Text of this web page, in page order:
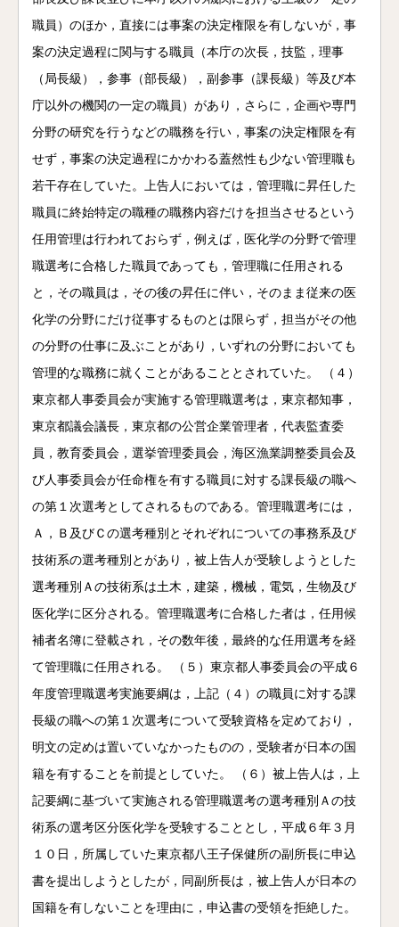
職員）のほか，直接には事案の決定権限を有しないが，事
案の決定過程に関与する職員（本庁の次長，技監，理事
（局長級），参事（部長級），副参事（課長級）等及び本
庁以外の機関の一定の職員）があり，さらに，企画や専門
分野の研究を行うなどの職務を行い，事案の決定権限を有
せず，事案の決定過程にかかわる蓋然性も少ない管理職も
若干存在していた。上告人においては，管理職に昇任した
職員に終始特定の職種の職務内容だけを担当させるという
任用管理は行われておらず，例えば，医化学の分野で管理
職選考に合格した職員であっても，管理職に任用される
と，その職員は，その後の昇任に伴い，そのまま従来の医
化学の分野にだけ従事するものとは限らず，担当がその他
の分野の仕事に及ぶことがあり，いずれの分野においても
管理的な職務に就くことがあることとされていた。 （４）
東京都人事委員会が実施する管理職選考は，東京都知事，
東京都議会議長，東京都の公営企業管理者，代表監査委
員，教育委員会，選挙管理委員会，海区漁業調整委員会及
び人事委員会が任命権を有する職員に対する課長級の職へ
の第１次選考としてされるものである。管理職選考には，
Ａ，Ｂ及びＣの選考種別とそれぞれについての事務系及び
技術系の選考種別とがあり，被上告人が受験しようとした
選考種別Ａの技術系は土木，建築，機械，電気，生物及び
医化学に区分される。管理職選考に合格した者は，任用候
補者名簿に登載され，その数年後，最終的な任用選考を経
て管理職に任用される。 （５）東京都人事委員会の平成６
年度管理職選考実施要綱は，上記（４）の職員に対する課
長級の職への第１次選考について受験資格を定めており，
明文の定めは置いていなかったものの，受験者が日本の国
籍を有することを前提としていた。 （６）被上告人は，上
記要綱に基づいて実施される管理職選考の選考種別Ａの技
術系の選考区分医化学を受験することとし，平成６年３月
１０日，所属していた東京都八王子保健所の副所長に申込
書を提出しようとしたが，同副所長は，被上告人が日本の
国籍を有しないことを理由に，申込書の受領を拒絶した。